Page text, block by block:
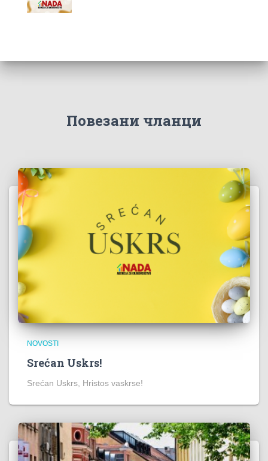
Повезани чланци
NOVOSTI
Srećan Uskrs!
Srećan Uskrs, Hristos vaskrse!